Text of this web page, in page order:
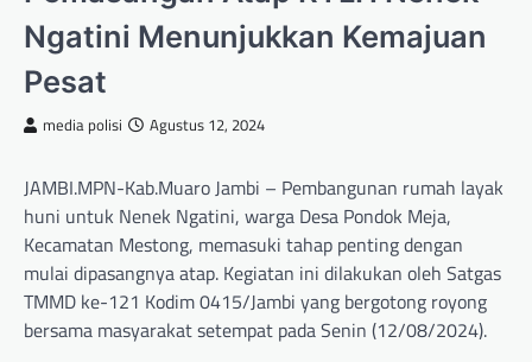
Ngatini Menunjukkan Kemajuan
Pesat
media polisi Agustus 12, 2024
JAMBI.MPN-Kab.Muaro Jambi – Pembangunan rumah layak
huni untuk Nenek Ngatini, warga Desa Pondok Meja,
Kecamatan Mestong, memasuki tahap penting dengan
mulai dipasangnya atap. Kegiatan ini dilakukan oleh Satgas
TMMD ke-121 Kodim 0415/Jambi yang bergotong royong
bersama masyarakat setempat pada Senin (12/08/2024).